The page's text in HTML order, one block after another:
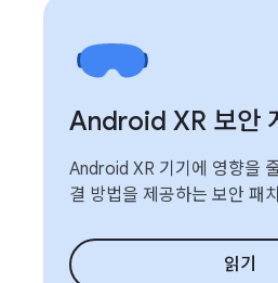
Android XR 보안
Android XR 기기에 영향을
결 방법을 제공하는 보안 패치
읽기